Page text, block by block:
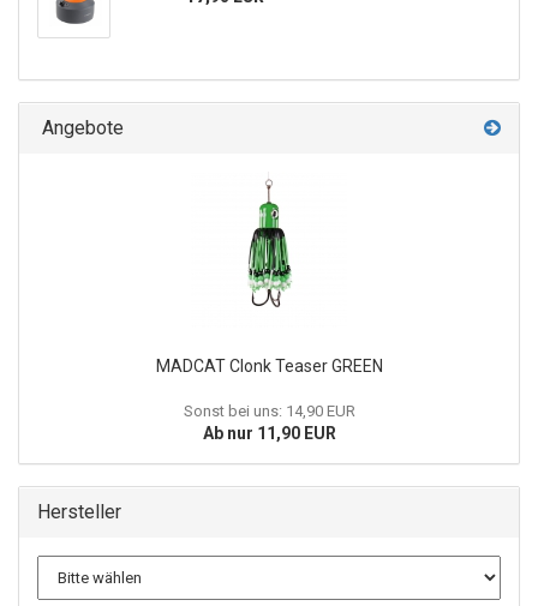
Angebote
MADCAT Clonk Teaser GREEN
Sonst bei uns: 14,90 EUR
Ab nur 11,90 EUR
Hersteller